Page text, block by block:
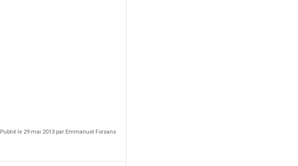
Publié le 29 mai 2013 par Emmanuel Forsans